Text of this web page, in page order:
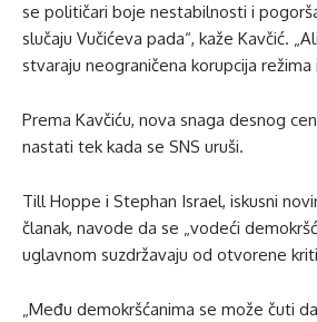
se političari boje nestabilnosti i
slučaju Vučićeva pada“, kaže Kavčić.
stvaraju neograničena korupcija
Prema Kavčiću, nova snaga desnog
nastati tek kada se SNS uruši.
Till Hoppe i Stephan Israel, iskusni
članak, navode da se „vodeći
uglavnom suzdržavaju od otvorene
„Među demokršćanima se može čuti